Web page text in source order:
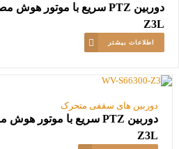
Z3L
اطلاعات بیشتر
دوربین های سقفی متحرک
Z3L